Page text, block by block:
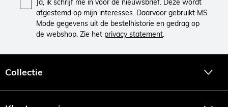
Ja, ik schrijf me in voor de nieuwsbrief. Deze wordt
afgestemd op mijn interesses. Daarvoor gebruikt MS
Mode gegevens uit de bestelhistorie en gedrag op
de webshop. Zie het privacy statement.
Collectie